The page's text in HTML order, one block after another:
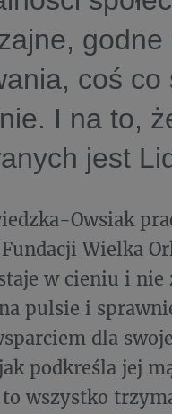
coś co
I na to,
jest
Owsiak
Wielka
w cieniu i
pulsie i
dla
podkreśla jej
to wszystko